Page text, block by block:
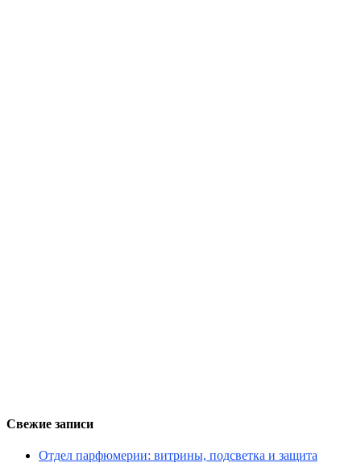
Свежие записи
Отдел парфюмерии: витрины, подсветка и защита